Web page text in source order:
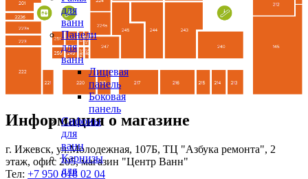
для
ванн
Панели
для
ванн
Лицевая
панель
Боковая
панель
Сифоны
для
ванн
Карнизы
для
Информация о магазине
г. Ижевск, ул.Молодежная, 107Б, ТЦ "Азбука ремонта", 2
этаж, офис 205, магазин "Центр Ванн"
Тел: +7 950 818 02 04